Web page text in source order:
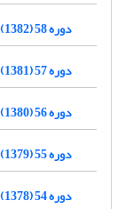
دوره 58 (1382)
دوره 57 (1381)
دوره 56 (1380)
دوره 55 (1379)
دوره 54 (1378)